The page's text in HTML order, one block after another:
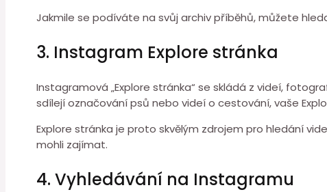
Jakmile se podíváte na svůj archiv příběhů, můžete
3. Instagram Explore stránka
Instagramová „Explore stránka“ se skládá z videí,
sdílejí označování psů nebo videí o cestování, vaše
Explore stránka je proto skvělým zdrojem pro hledání
mohli zajímat.
4. Vyhledávání na Instagramu